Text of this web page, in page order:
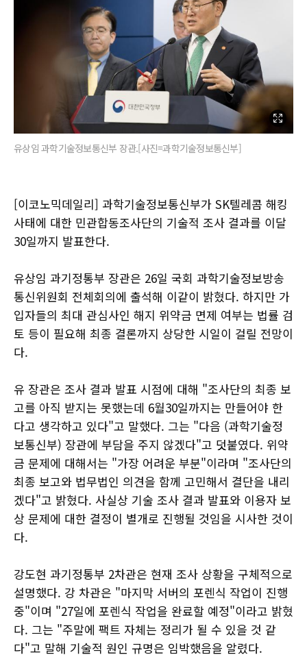
유상임 과학기술정보통신부 장관.[사진=과학기술정보통신부]
[이코노믹데일리] 과학기술정보통신부가 SK텔레콤 해킹
사태에 대한 민관합동조사단의 기술적 조사 결과를 이달
30일까지 발표한다.
유상임 과기정통부 장관은 26일 국회 과학기술정보방송
통신위원회 전체회의에 출석해 이같이 밝혔다. 하지만 가
입자들의 최대 관심사인 해지 위약금 면제 여부는 법률 검
토 등이 필요해 최종 결론까지 상당한 시일이 걸릴 전망이
다.
유 장관은 조사 결과 발표 시점에 대해 "조사단의 최종 보
고를 아직 받지는 못했는데 6월30일까지는 만들어야 한
다고 생각하고 있다"고 말했다. 그는 "다음 (과학기술정
보통신부) 장관에 부담을 주지 않겠다"고 덧붙였다. 위약
금 문제에 대해서는 "가장 어려운 부분"이라며 "조사단의
최종 보고와 법무법인 의견을 함께 고민해서 결단을 내리
겠다"고 밝혔다. 사실상 기술 조사 결과 발표와 이용자 보
상 문제에 대한 결정이 별개로 진행될 것임을 시사한 것이
다.
강도현 과기정통부 2차관은 현재 조사 상황을 구체적으로
설명했다. 강 차관은 "마지막 서버의 포렌식 작업이 진행
중"이며 "27일에 포렌식 작업을 완료할 예정"이라고 밝혔
다. 그는 "주말에 팩트 자체는 정리가 될 수 있을 것 같
다"고 말해 기술적 원인 규명은 임박했음을 알렸다.